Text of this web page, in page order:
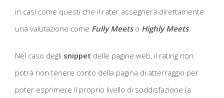
in casi come questi che il rater assegnerà direttamente
una valutazione come Fully Meetso Highly Meets.
Nel caso degli snippet delle pagine web, il rating non
potrà non tenere conto della pagina di atterraggio per
poter esprimere il proprio livello di soddisfazione (a